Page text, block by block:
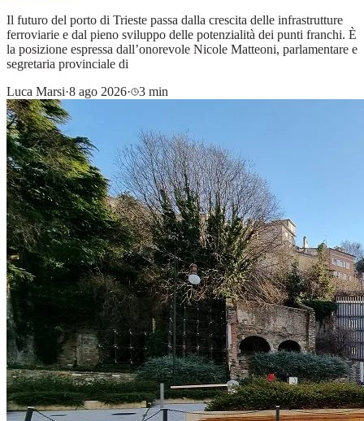
Il futuro del porto di Trieste passa dalla crescita delle infrastrutture
ferroviarie e dal pieno sviluppo delle potenzialità dei punti franchi. È
la posizione espressa dall’onorevole Nicole Matteoni, parlamentare e
segretaria provinciale di
Luca Marsi·8 ago 2026· 3 min